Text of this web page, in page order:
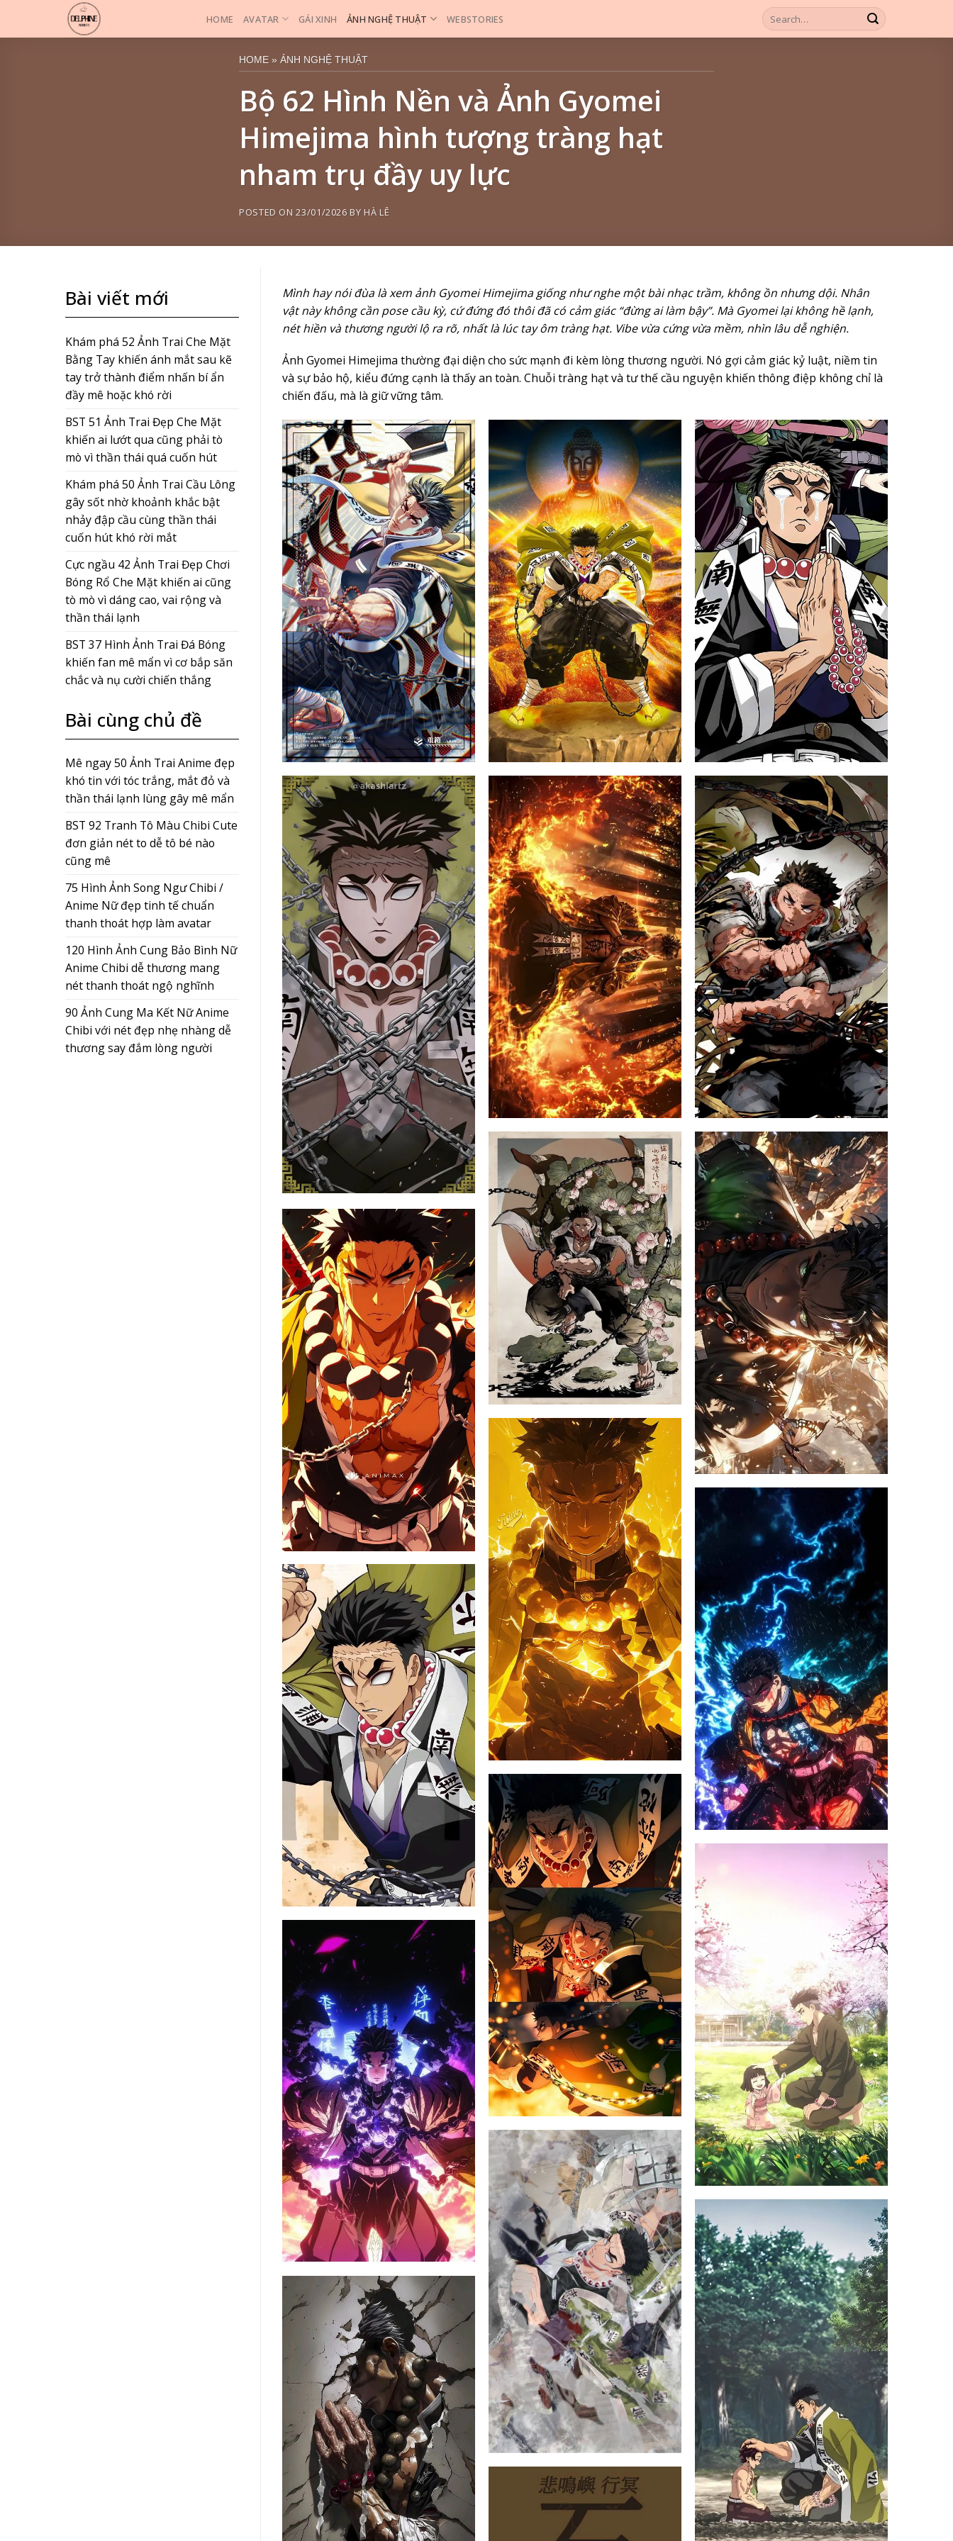
HOME AVATAR GÁI XINH ẢNH NGHỆ THUẬT WEBSTORIES
HOME » ẢNH NGHỆ THUẬT
Bộ 62 Hình Nền và Ảnh Gyomei
Himejima hình tượng tràng hạt
nham trụ đầy uy lực
POSTED ON23/01/2026 BY HÀ LÊ
Bài viết mới
Khám phá 52 Ảnh Trai Che Mặt
Bằng Tay khiến ánh mắt sau kẽ
tay trở thành điểm nhấn bí ẩn
đầy mê hoặc khó rời
BST 51 Ảnh Trai Đẹp Che Mặt
khiến ai lướt qua cũng phải tò
mò vì thần thái quá cuốn hút
Khám phá 50 Ảnh Trai Cầu Lông
gây sốt nhờ khoảnh khắc bật
nhảy đập cầu cùng thần thái
cuốn hút khó rời mắt
Cực ngầu 42 Ảnh Trai Đẹp Chơi
Bóng Rổ Che Mặt khiến ai cũng
tò mò vì dáng cao, vai rộng và
thần thái lạnh
BST 37 Hình Ảnh Trai Đá Bóng
khiến fan mê mẩn vì cơ bắp săn
chắc và nụ cười chiến thắng
Bài cùng chủ đề
Mê ngay 50 Ảnh Trai Anime đẹp
khó tin với tóc trắng, mắt đỏ và
thần thái lạnh lùng gây mê mẩn
BST 92 Tranh Tô Màu Chibi Cute
đơn giản nét to dễ tô bé nào
cũng mê
75 Hình Ảnh Song Ngư Chibi /
Anime Nữ đẹp tinh tế chuẩn
thanh thoát hợp làm avatar
120 Hình Ảnh Cung Bảo Bình Nữ
Anime Chibi dễ thương mang
nét thanh thoát ngộ nghĩnh
90 Ảnh Cung Ma Kết Nữ Anime
Chibi với nét đẹp nhẹ nhàng dễ
thương say đắm lòng người
Mình hay nói đùa là xem ảnh Gyomei Himejima giống như nghe một bài nhạc trầm, không ồn nhưng dội. Nhân
vật này không cần pose cầu kỳ, cứ đứng đó thôi đã có cảm giác “đừng ai làm bậy”. Mà Gyomei lại không hề lạnh,
nét hiền và thương người lộ ra rõ, nhất là lúc tay ôm tràng hạt. Vibe vừa cứng vừa mềm, nhìn lâu dễ nghiện.
Ảnh Gyomei Himejima thường đại diện cho sức mạnh đi kèm lòng thương người. Nó gợi cảm giác kỷ luật, niềm tin
và sự bảo hộ, kiểu đứng cạnh là thấy an toàn. Chuỗi tràng hạt và tư thế cầu nguyện khiến thông điệp không chỉ là
chiến đấu, mà là giữ vững tâm.